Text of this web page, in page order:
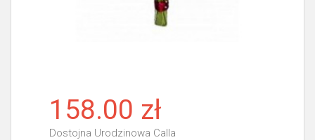
158.00 zł
Dostojna Urodzinowa Calla